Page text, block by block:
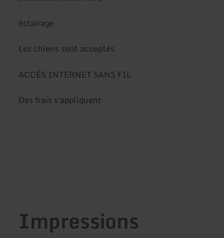
éclairage
Les chiens sont acceptés
ACCÈS INTERNET SANS FIL
Des frais s'appliquent
Impressions